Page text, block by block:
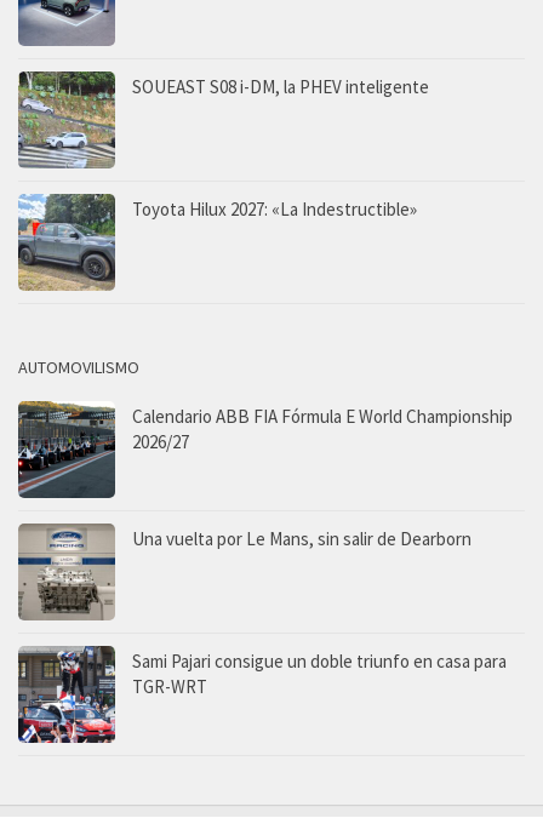
SOUEAST S08 i-DM, la PHEV inteligente
Toyota Hilux 2027: «La Indestructible»
AUTOMOVILISMO
Calendario ABB FIA Fórmula E World Championship
2026/27
Una vuelta por Le Mans, sin salir de Dearborn
Sami Pajari consigue un doble triunfo en casa para
TGR-WRT